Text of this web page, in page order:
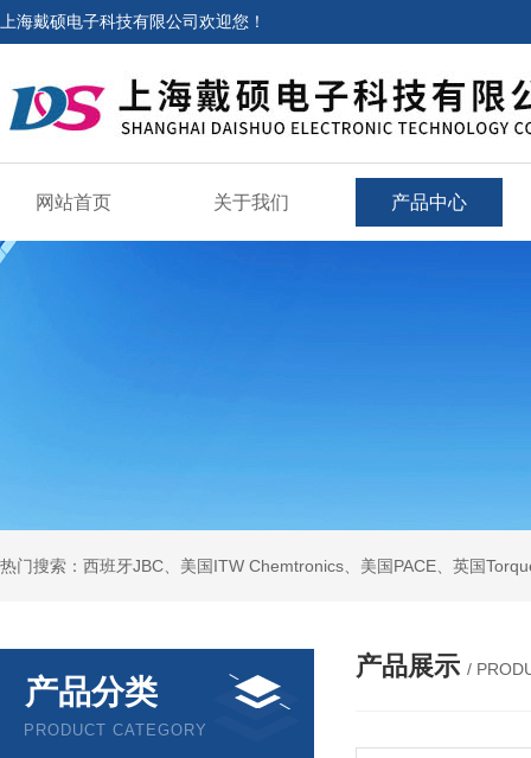
上海戴硕电子科技有限公司欢迎您！
网站首页 关于我们 产品中心
产品分类
PRODUCT CATEGORY
产品展示 /